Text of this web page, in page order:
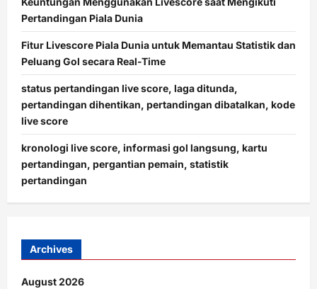
Pertandingan Piala Dunia
Fitur Livescore Piala Dunia untuk Memantau Statistik dan
Peluang Gol secara Real-Time
status pertandingan live score, laga ditunda,
pertandingan dihentikan, pertandingan dibatalkan, kode
live score
kronologi live score, informasi gol langsung, kartu
pertandingan, pergantian pemain, statistik
pertandingan
Archives
August 2026